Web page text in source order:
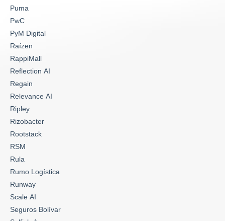
Puma
PwC
PyM Digital
Raízen
RappiMall
Reflection AI
Regain
Relevance AI
Ripley
Rizobacter
Rootstack
RSM
Rula
Rumo Logística
Runway
Scale AI
Seguros Bolívar